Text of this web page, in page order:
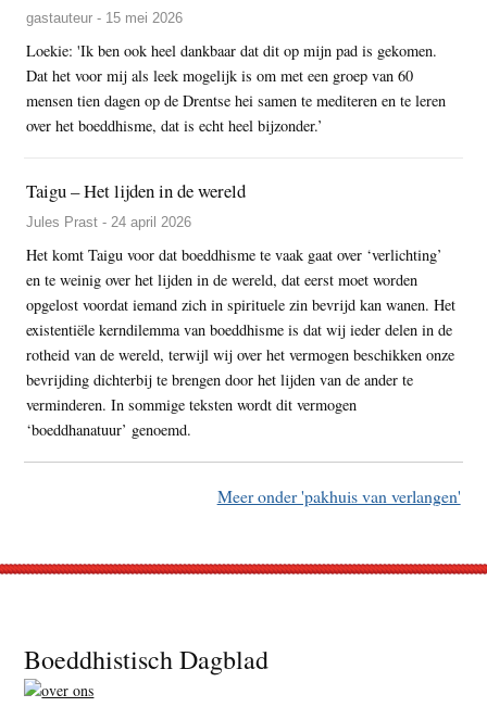
gastauteur - 15 mei 2026
Loekie: 'Ik ben ook heel dankbaar dat dit op mijn pad is gekomen.
Dat het voor mij als leek mogelijk is om met een groep van 60
mensen tien dagen op de Drentse hei samen te mediteren en te leren
over het boeddhisme, dat is echt heel bijzonder.’
Taigu – Het lijden in de wereld
Jules Prast - 24 april 2026
Het komt Taigu voor dat boeddhisme te vaak gaat over ‘verlichting’
en te weinig over het lijden in de wereld, dat eerst moet worden
opgelost voordat iemand zich in spirituele zin bevrijd kan wanen. Het
existentiële kerndilemma van boeddhisme is dat wij ieder delen in de
rotheid van de wereld, terwijl wij over het vermogen beschikken onze
bevrijding dichterbij te brengen door het lijden van de ander te
verminderen. In sommige teksten wordt dit vermogen
‘boeddhanatuur’ genoemd.
Meer onder 'pakhuis van verlangen'
Footer
Boeddhistisch Dagblad